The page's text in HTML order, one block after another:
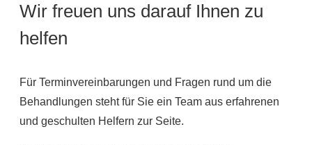
Wir freuen uns darauf Ihnen zu
helfen
Für Terminvereinbarungen und Fragen rund um die
Behandlungen steht für Sie ein Team aus erfahrenen
und geschulten Helfern zur Seite.